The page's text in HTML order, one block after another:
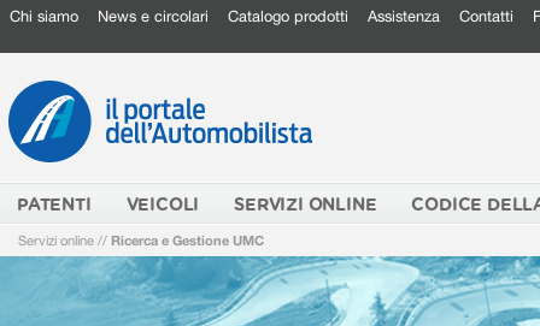
Chi siamo News e circolari Catalogo prodotti Assistenza Contatti
PATENTI VEICOLI SERVIZI ONLINE CODICE
Servizi online // Ricerca e Gestione UMC